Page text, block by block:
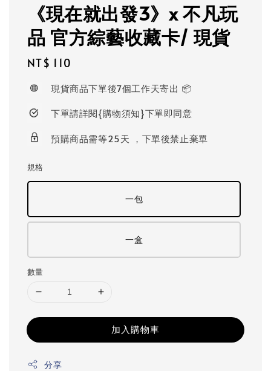
《現在就出發3》x 不凡玩
品 官方綜藝收藏卡/ 現貨
Regular
NT$ 110
現貨商品下單後7個工作天寄出 📦
下單請詳閱{購物須知}下單即同意
預購商品需等25天 ，下單後禁止棄單
規格
一包
一盒
數量
加入購物車
分享